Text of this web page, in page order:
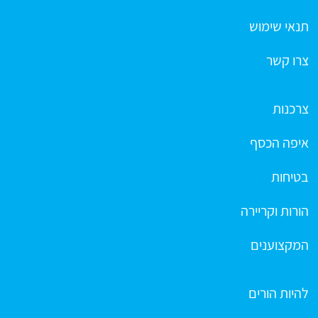
תנאי שימוש
צרו קשר
צרכנות
איפה הכסף
בטיחות
הורות וקריירה
המקצוענים
להיות הורים